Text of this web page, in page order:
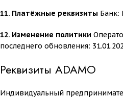
11. Платёжные реквизиты Банк:
12. Изменение политики
последнего обновления:
Реквизиты ADAMO
Индивидуальный